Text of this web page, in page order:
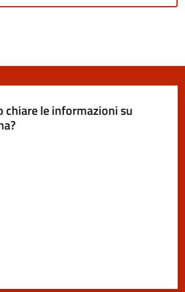
chiare le informazioni su